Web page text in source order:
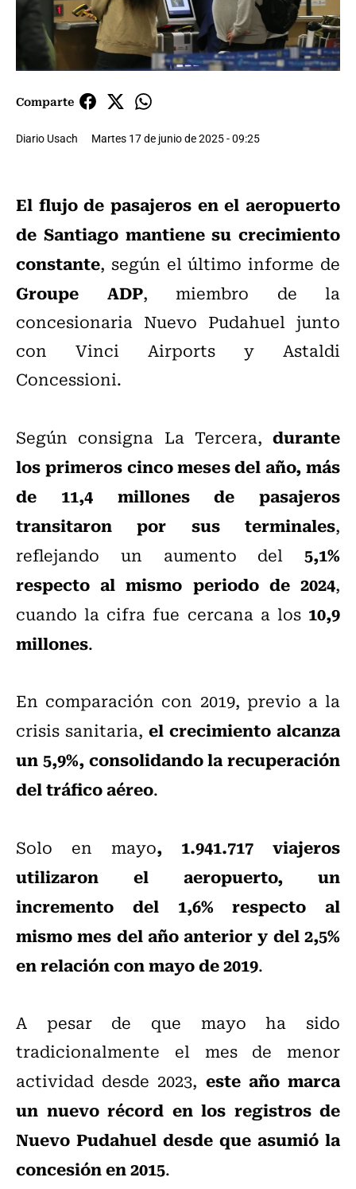
Comparte
Diario Usach Martes 17 de junio de 2025 - 09:25
El flujo de pasajeros en el aeropuerto
de Santiago mantiene su crecimiento
constante, según el último informe de
Groupe ADP, miembro de la
concesionaria Nuevo Pudahuel junto
con Vinci Airports y Astaldi
Concessioni.
Según consigna La Tercera, durante
los primeros cinco meses del año, más
de 11,4 millones de pasajeros
transitaron por sus terminales,
reflejando un aumento del 5,1%
respecto al mismo periodo de 2024,
cuando la cifra fue cercana a los 10,9
millones.
En comparación con 2019, previo a la
crisis sanitaria, el crecimiento alcanza
un 5,9%, consolidando la recuperación
del tráfico aéreo.
Solo en mayo, 1.941.717 viajeros
utilizaron el aeropuerto, un
incremento del 1,6% respecto al
mismo mes del año anterior y del 2,5%
en relación con mayo de 2019.
A pesar de que mayo ha sido
tradicionalmente el mes de menor
actividad desde 2023, este año marca
un nuevo récord en los registros de
Nuevo Pudahuel desde que asumió la
concesión en 2015.